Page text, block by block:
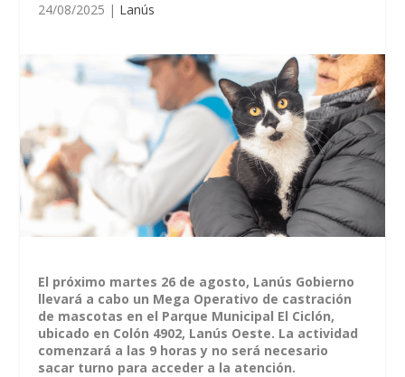
24/08/2025 | Lanús
El próximo martes 26 de agosto, Lanús Gobierno
llevará a cabo un Mega Operativo de castración
de mascotas en el Parque Municipal El Ciclón,
ubicado en Colón 4902, Lanús Oeste. La actividad
comenzará a las 9 horas y no será necesario
sacar turno para acceder a la atención.